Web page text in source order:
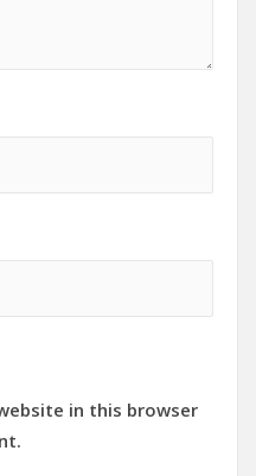
in this browser